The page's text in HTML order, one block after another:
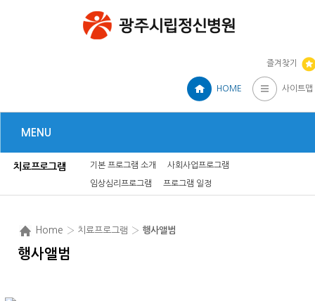
즐겨찾기
HOME 사이트맵
MENU
치료프로그램 기본 프로그램 소개 사회사업프로그램
임상심리프로그램 프로그램 일정
Home › 치료프로그램 › 행사앨범
행사앨범